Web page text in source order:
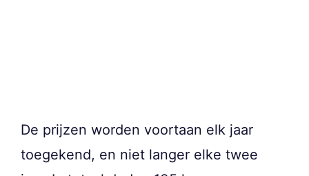
De prijzen worden voortaan elk jaar
toegekend, en niet langer elke twee